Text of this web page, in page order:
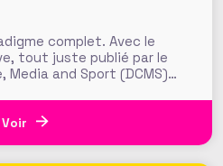
complet. Avec le
tout juste publié par le
and Sport (DCMS)
publique pour la
Uni. Objectif : « sortir la
Voir